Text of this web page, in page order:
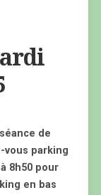
de
vous parking
8h50 pour
en bas